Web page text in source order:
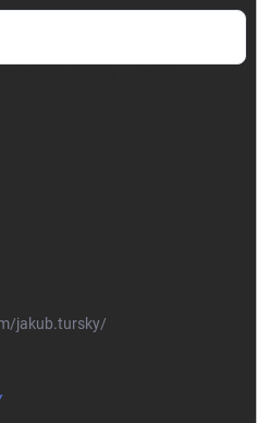
jakub.tursky/